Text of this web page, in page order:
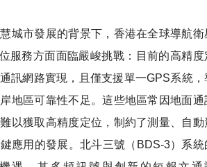
城市發展的背景下，香港在全球導航衛
服務方面面臨嚴峻挑戰：目前的高精度
訊網路實現，且僅支援單一GPS系統，
地區可靠性不足。這些地區常因地面通
以獲取高精度定位，制約了測量、自動
應用的發展。北斗三號（BDS-3）系統